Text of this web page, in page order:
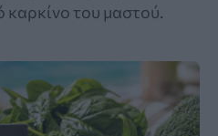
καρκίνο του μαστού.